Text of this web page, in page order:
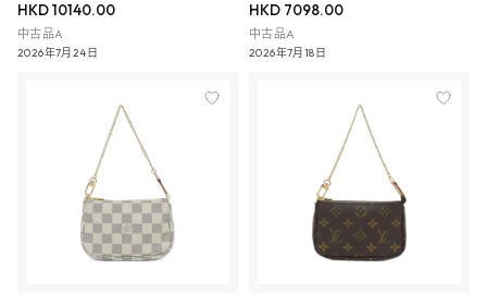
HKD 10140.00
中古品A
2026年7月24日
HKD 7098.00
中古品A
2026年7月18日